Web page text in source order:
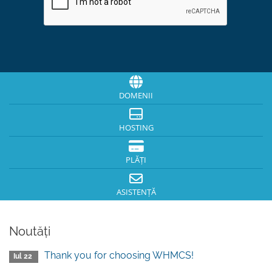
DOMENII
HOSTING
PLĂȚI
ASISTENȚĂ
Noutăți
Iul 22 Thank you for choosing WHMCS!